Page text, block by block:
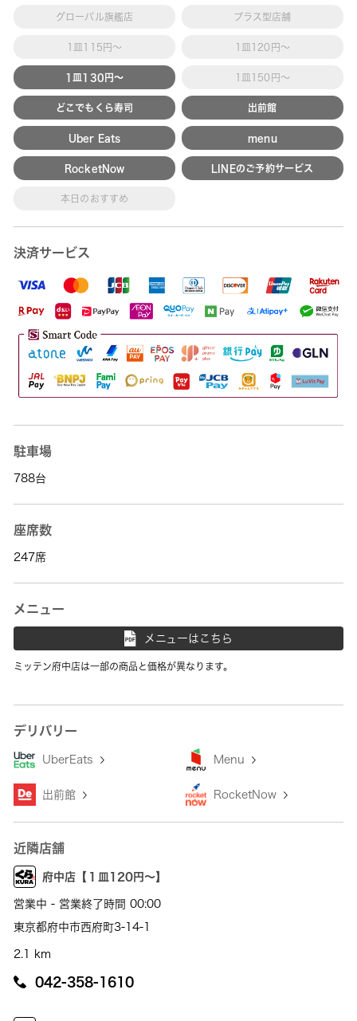
グローバル旗艦店 プラス型店舗
1皿115円～ 1皿120円～
1皿130円～ 1皿150円～
どこでもくら寿司 出前館
Uber Eats menu
RocketNow LINEのご予約サービス
本日のおすすめ
決済サービス
駐車場
788台
座席数
247席
メニュー
メニューはこちら
ミッテン府中店は一部の商品と価格が異なります。
デリバリー
UberEats Menu
出前館 RocketNow
近隣店舗
府中店【１皿120円～】
営業中 - 営業終了時間 00:00
東京都府中市西府町3-14-1
2.1 km
042-358-1610